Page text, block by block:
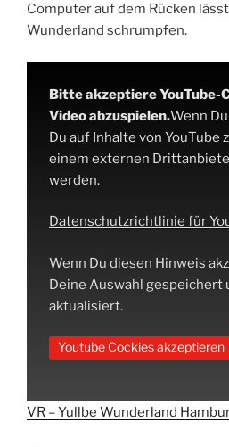
Computer auf dem Rücken
Wunderland schrumpfen.
Bitte akzeptiere YouTube-
Video abzuspielen.Wenn
Du auf Inhalte von YouTube
einem externen
werden.
Datenschutzrichtlinie für
Wenn Du diesen Hinweis
Deine Auswahl gespeichert
aktualisiert.
Youtube Cockies akzeptieren
VR – Yullbe Wunderland